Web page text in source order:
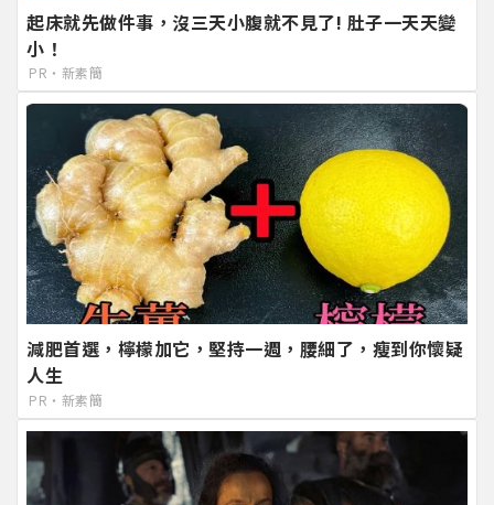
起床就先做件事，沒三天小腹就不見了! 肚子一天天變
小！
PR・新素簡
減肥首選，檸檬加它，堅持一週，腰細了，瘦到你懷疑
人生
PR・新素簡